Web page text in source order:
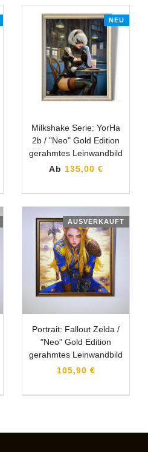
NEU
Milkshake Serie: YorHa
2b / "Neo" Gold Edition
gerahmtes Leinwandbild
Ab 135,00 €
AUSVERKAUFT
Portrait: Fallout Zelda /
"Neo" Gold Edition
gerahmtes Leinwandbild
105,90 €